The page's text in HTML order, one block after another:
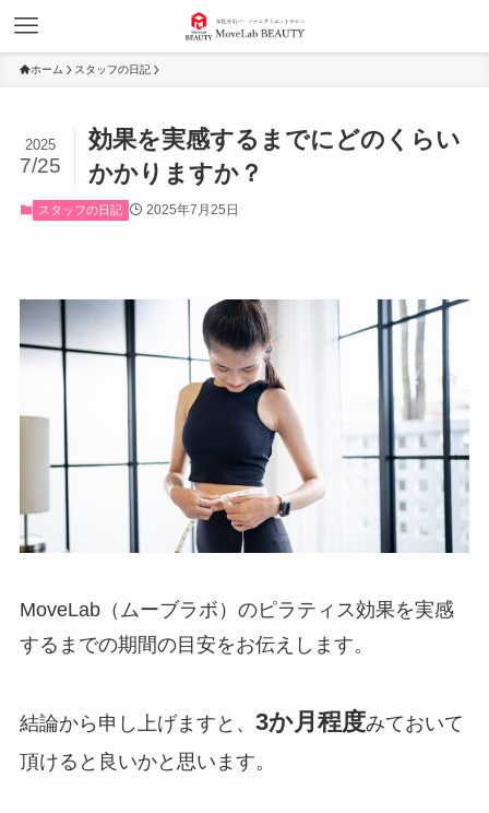
ホーム スタッフの日記
効果を実感するまでにどのくらい
かかりますか？
2025
7/25
スタッフの日記 2025年7月25日
MoveLab（ムーブラボ）のピラティス効果を実感
するまでの期間の目安をお伝えします。
結論から申し上げますと、 3か月程度みておいて
頂けると良いかと思います。